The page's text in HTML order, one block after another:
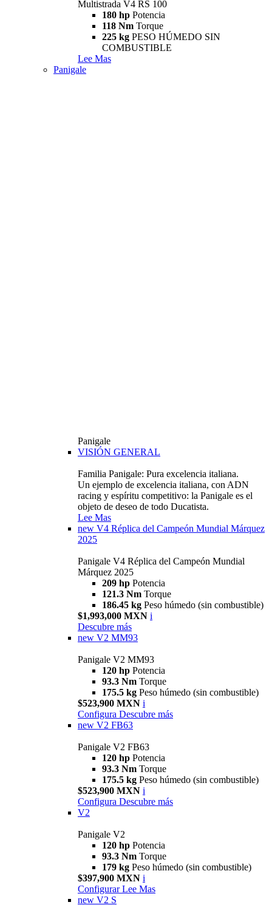
Multistrada V4 RS 100
180 hp Potencia
118 Nm Torque
225 kg PESO HÚMEDO SIN
COMBUSTIBLE
Lee Mas
Panigale
Panigale
VISIÓN GENERAL
Familia Panigale: Pura excelencia italiana.
Un ejemplo de excelencia italiana, con ADN
racing y espíritu competitivo: la Panigale es el
objeto de deseo de todo Ducatista.
Lee Mas
new V4 Réplica del Campeón Mundial Márquez
2025
Panigale V4 Réplica del Campeón Mundial
Márquez 2025
209 hp Potencia
121.3 Nm Torque
186.45 kg Peso húmedo (sin combustible)
$1,993,000 MXN i
Descubre más
new V2 MM93
Panigale V2 MM93
120 hp Potencia
93.3 Nm Torque
175.5 kg Peso húmedo (sin combustible)
$523,900 MXN i
Configura Descubre más
new V2 FB63
Panigale V2 FB63
120 hp Potencia
93.3 Nm Torque
175.5 kg Peso húmedo (sin combustible)
$523,900 MXN i
Configura Descubre más
V2
Panigale V2
120 hp Potencia
93.3 Nm Torque
179 kg Peso húmedo (sin combustible)
$397,900 MXN i
Configurar Lee Mas
new V2 S